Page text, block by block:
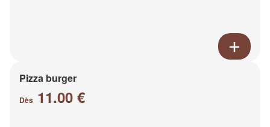
Pizza burger
Dès 11.00 €